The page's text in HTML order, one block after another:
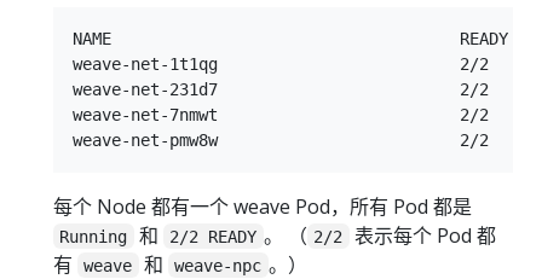
NAME                                    READY
weave-net-1t1qg                         2/2
weave-net-231d7                         2/2
weave-net-7nmwt                         2/2
每个 Node 都有一个 weave Pod，所有 Pod 都是
Running 和 2/2 READY 。 （ 2/2
表示每个 Pod 都
有
weave 和 weave-npc 。）